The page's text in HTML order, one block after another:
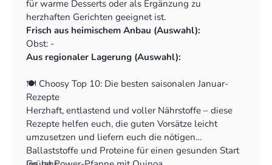
Chicorée
Aus regionaler Lagerung (Auswahl):
Kohl & Blätter: Weißkohl
Wurzeln & Rüben: Kartoffeln, Möhren,
Knollensellerie, Rote Bete, Pastinaken, Steckrüben
für warme Desserts oder als Ergänzung zu
herzhaften Gerichten geeignet ist.
Frisch aus heimischem Anbau (Auswahl):
Obst: -
Aus regionaler Lagerung (Auswahl):
Nüsse: Walnüsse, Haselnüsse
🍽️ Choosy Top 10: Die besten saisonalen Januar-
Rezepte
Herzhaft, entlastend und voller Nährstoffe – diese
Rezepte helfen euch, die guten Vorsätze leicht
umzusetzen und liefern euch die nötigen
Ballaststoffe und Proteine für einen gesunden Start